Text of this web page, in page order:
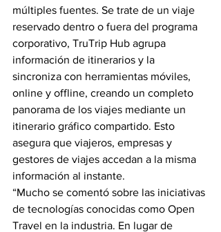
múltiples fuentes. Se trate de un viaje
reservado dentro o fuera del programa
corporativo, TruTrip Hub agrupa
información de itinerarios y la
sincroniza con herramientas móviles,
online y offline, creando un completo
panorama de los viajes mediante un
itinerario gráfico compartido. Esto
asegura que viajeros, empresas y
gestores de viajes accedan a la misma
información al instante.
“Mucho se comentó sobre las iniciativas
de tecnologías conocidas como Open
Travel en la industria. En lugar de